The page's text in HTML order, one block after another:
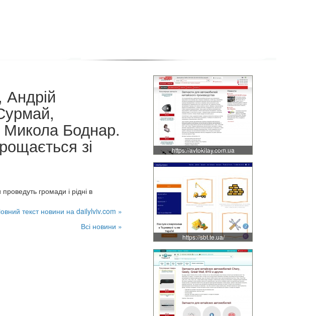
Боднар.
зі
громади і рідні в
текст новини на dailylviv.com »
Всі новини »
https://avtokitay.com.ua
https://sbt.te.ua/